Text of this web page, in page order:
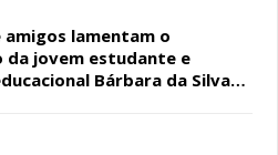
amigos lamentam o
da jovem estudante e
Bárbara da Silva